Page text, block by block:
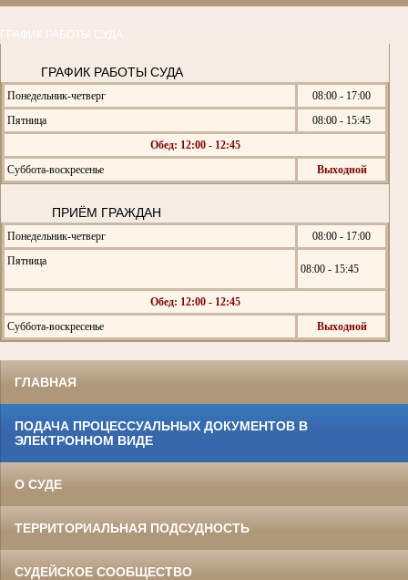
ГРАФИК РАБОТЫ СУДА
ГРАФИК РАБОТЫ СУДА
Понедельник-четверг
08:00 - 17:00
Пятница
08:00 - 15:45
Обед: 12:00 - 12:45
Суббота-воскресенье
Выходной
ПРИЁМ ГРАЖДАН
Понедельник-четверг
08:00 - 17:00
Пятница
08:00 - 15:45
Обед: 12:00 - 12:45
Суббота-воскресенье
Выходной
ГЛАВНАЯ
ПОДАЧА ПРОЦЕССУАЛЬНЫХ ДОКУМЕНТОВ В
ЭЛЕКТРОННОМ ВИДЕ
О СУДЕ
ТЕРРИТОРИАЛЬНАЯ ПОДСУДНОСТЬ
СУДЕЙСКОЕ СООБЩЕСТВО